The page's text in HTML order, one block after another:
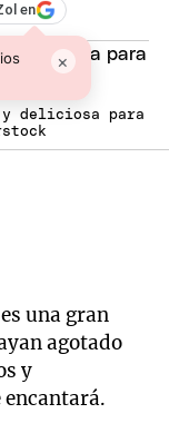
en
×
y deliciosa para
una gran
agotado
y
encantará.